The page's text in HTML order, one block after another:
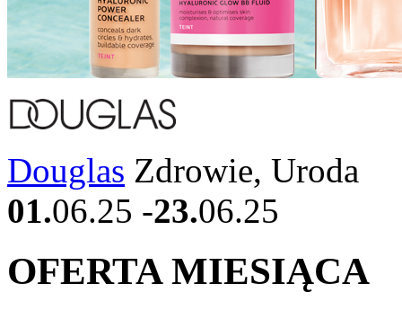
Douglas Zdrowie, Uroda
01.06.25 -23.06.25
OFERTA MIESIĄCA